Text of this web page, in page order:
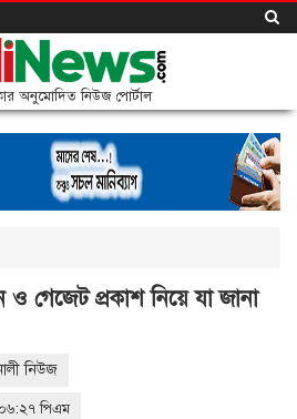
অনুমোদিত নিউজ পোর্টাল
ও গেজেট প্রকাশ নিয়ে যা জানা
নিউজ
পিএম